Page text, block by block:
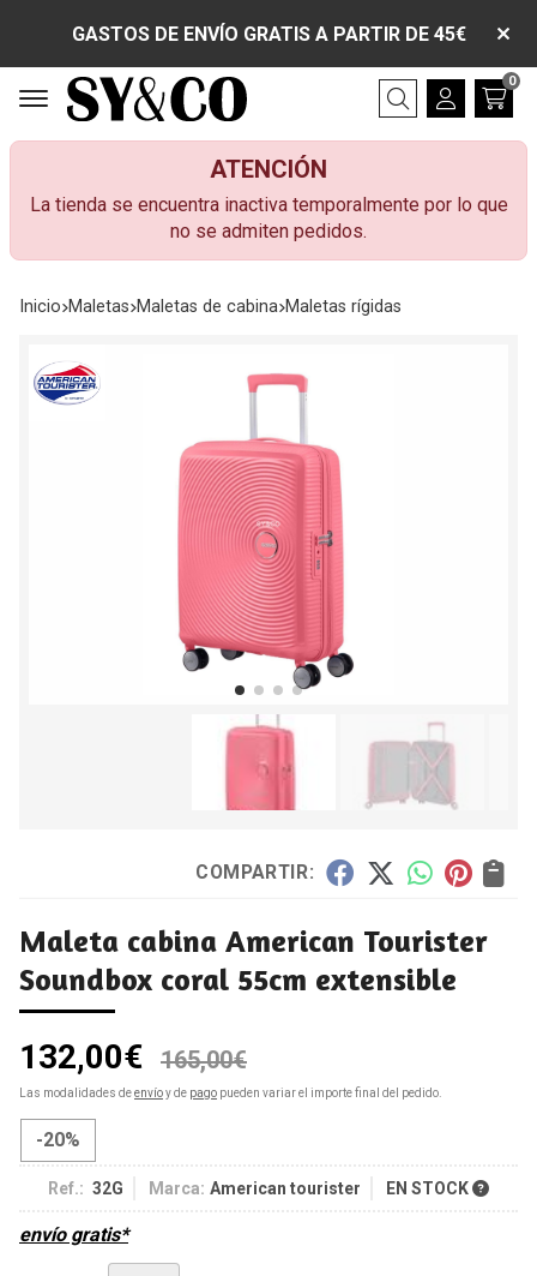
GASTOS DE ENVÍO GRATIS A PARTIR DE 45€
Buscar
0
ATENCIÓN
La tienda se encuentra inactiva temporalmente por lo que
no se admiten pedidos.
Inicio maletas maletas de cabina maletas rígidas
COMPARTIR:
Maleta cabina American Tourister
Soundbox coral 55cm extensible
132,00€ 165,00€
Las modalidades deenvíoy de pago pueden variar el importe final del pedido.
-20%
Ref.: 32G Marca: American tourister EN STOCK
envío gratis*